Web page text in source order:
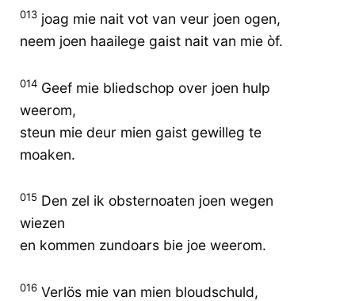
013 joag mie nait vot van veur joen ogen,
neem joen haailege gaist nait van mie òf.
014 Geef mie bliedschop over joen hulp
weerom,
steun mie deur mien gaist gewilleg te
moaken.
015 Den zel ik obsternoaten joen wegen
wiezen
en kommen zundoars bie joe weerom.
016 Verlös mie van mien bloudschuld,